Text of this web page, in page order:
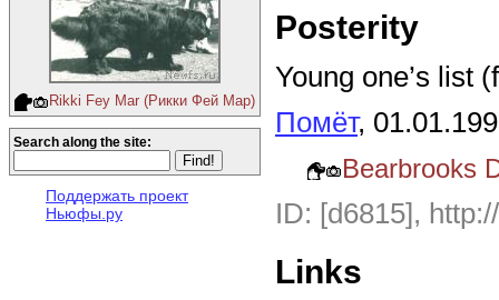
Rikki Fey Mar (Рикки Фей Мар)
Search along the site:
Поддержать проект
Ньюфы.ру
Posterity
Young one’s list
Помёт,
Bearbrooks
ID: [d6815],
Links